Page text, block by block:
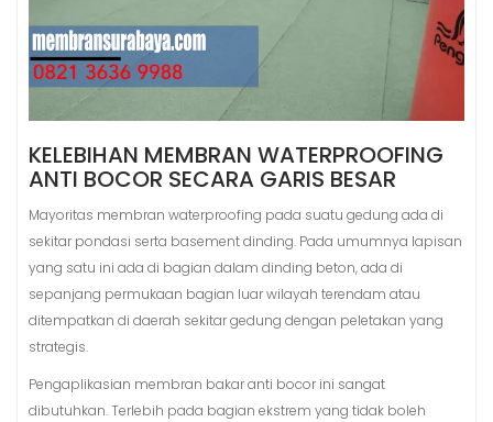
KELEBIHAN MEMBRAN WATERPROOFING
ANTI BOCOR SECARA GARIS BESAR
Mayoritas membran waterproofing pada suatu gedung ada di
sekitar pondasi serta basement dinding. Pada umumnya lapisan
yang satu ini ada di bagian dalam dinding beton, ada di
sepanjang permukaan bagian luar wilayah terendam atau
ditempatkan di daerah sekitar gedung dengan peletakan yang
strategis.
Pengaplikasian membran bakar anti bocor ini sangat
dibutuhkan. Terlebih pada bagian ekstrem yang tidak boleh